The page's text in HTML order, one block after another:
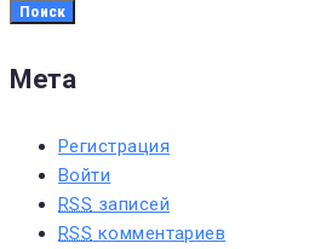
Поиск
Мета
Регистрация
Войти
RSS записей
RSS комментариев